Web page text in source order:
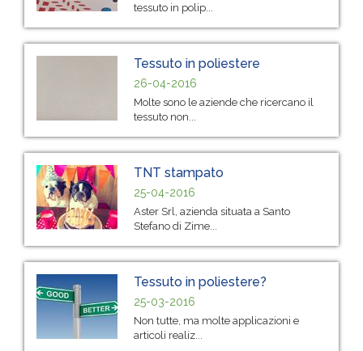
tessuto in polip...
Tessuto in poliestere
26-04-2016
Molte sono le aziende che ricercano il
tessuto non...
TNT stampato
25-04-2016
Aster Srl, azienda situata a Santo
Stefano di Zime...
Tessuto in poliestere?
25-03-2016
Non tutte, ma molte applicazioni e
articoli realiz...